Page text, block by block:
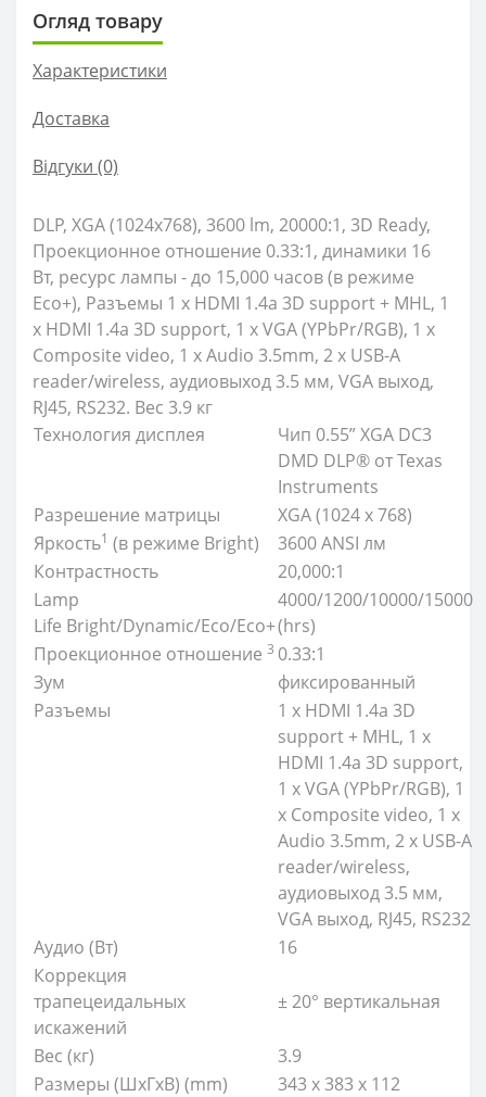
Огляд товару
Характеристики
Доставка
Відгуки (0)
DLP, XGA (1024x768), 3600 lm, 20000:1, 3D Ready,
Проекционное отношение 0.33:1, динамики 16
Вт, ресурс лампы - до 15,000 часов (в режиме
Eco+), Разъемы 1 x HDMI 1.4a 3D support + MHL, 1
x HDMI 1.4a 3D support, 1 x VGA (YPbPr/RGB), 1 x
Composite video, 1 x Audio 3.5mm, 2 x USB-A
reader/wireless, аудиовыход 3.5 мм, VGA выход,
RJ45, RS232. Вес 3.9 кг
Технология дисплея
Чип 0.55” XGA DC3
DMD DLP® от Texas
Instruments
Разрешение матрицы
XGA (1024 x 768)
Яркость1 (в режиме Bright)
3600 ANSI лм
Контрастность
20,000:1
Lamp
Life Bright/Dynamic/Eco/Eco+
4000/1200/10000/15000
(hrs)
Проекционное отношение 3 0.33:1
Зум
фиксированный
Разъемы
1 x HDMI 1.4a 3D
support + MHL, 1 x
HDMI 1.4a 3D support,
1 x VGA (YPbPr/RGB), 1
x Composite video, 1 x
Audio 3.5mm, 2 x USB-A
reader/wireless,
аудиовыход 3.5 мм,
VGA выход, RJ45, RS232
Аудио (Вт)
16
Коррекция
трапецеидальных
искажений
± 20° вертикальная
Вес (кг)
3.9
Размеры (ШхГхВ) (mm)
343 x 383 x 112